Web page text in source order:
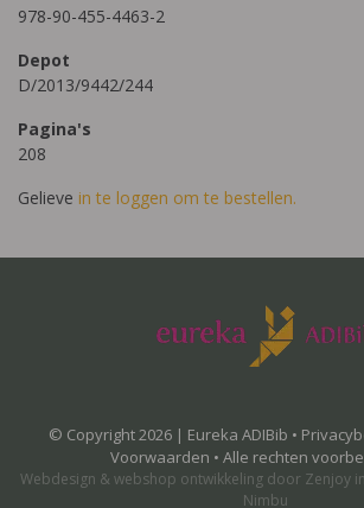
978-90-455-4463-2
Depot
D/2013/9442/244
Pagina's
208
Gelieve in te loggen om te bestellen.
© Copyright 2026 | Eureka ADIBib •
Voorwaarden • Alle rechten
Webdesign & webshop ontwikkeling door Zenjoy
Nimbu